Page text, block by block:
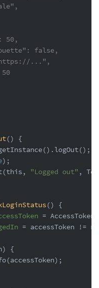
50,
false,
...",
50
()
{
);
this, "Logged out" ,
()
{
=
= accessToken !=
{